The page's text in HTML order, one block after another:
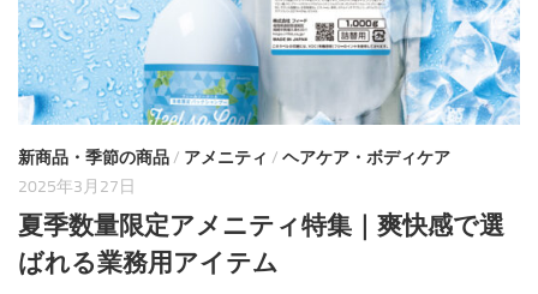
新商品・季節の商品/ アメニティ / ヘアケア・ボディケア
2025年3月27日
夏季数量限定アメニティ特集｜爽快感で選
ばれる業務用アイテム